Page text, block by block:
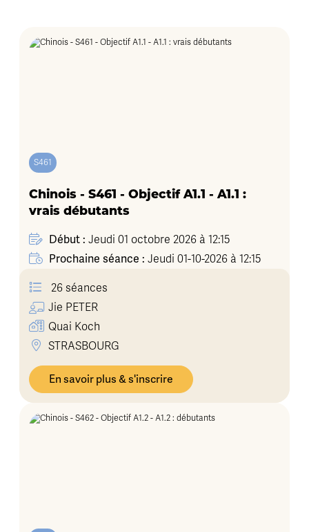
S461
Chinois - S461 - Objectif A1.1 - A1.1 :
vrais débutants
Début : Jeudi 01 octobre 2026 à 12:15
Prochaine séance : Jeudi 01-10-2026 à 12:15
26 séances
Jie PETER
Quai Koch
STRASBOURG
En savoir plus & s'inscrire